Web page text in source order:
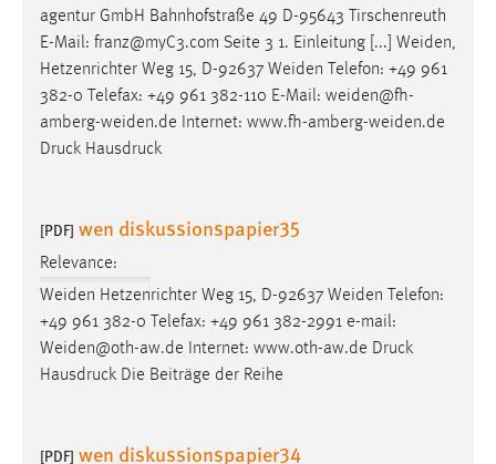
agentur GmbH Bahnhofstraße 49 D-95643 Tirschenreuth
E-Mail: franz@myC3.com Seite 3 1. Einleitung [...] Weiden,
Hetzenrichter Weg 15, D-92637 Weiden Telefon: +49 961
382-0 Telefax: +49 961 382-110 E-Mail: weiden@fh-
amberg-weiden.de Internet: www.fh-amberg-weiden.de
Druck Hausdruck
[PDF] wen diskussionspapier35
Relevance:
Weiden Hetzenrichter Weg 15, D-92637 Weiden Telefon:
+49 961 382-0 Telefax: +49 961 382-2991 e-mail:
Weiden@oth-aw.de Internet: www.oth-aw.de Druck
Hausdruck Die Beiträge der Reihe
[PDF] wen diskussionspapier34